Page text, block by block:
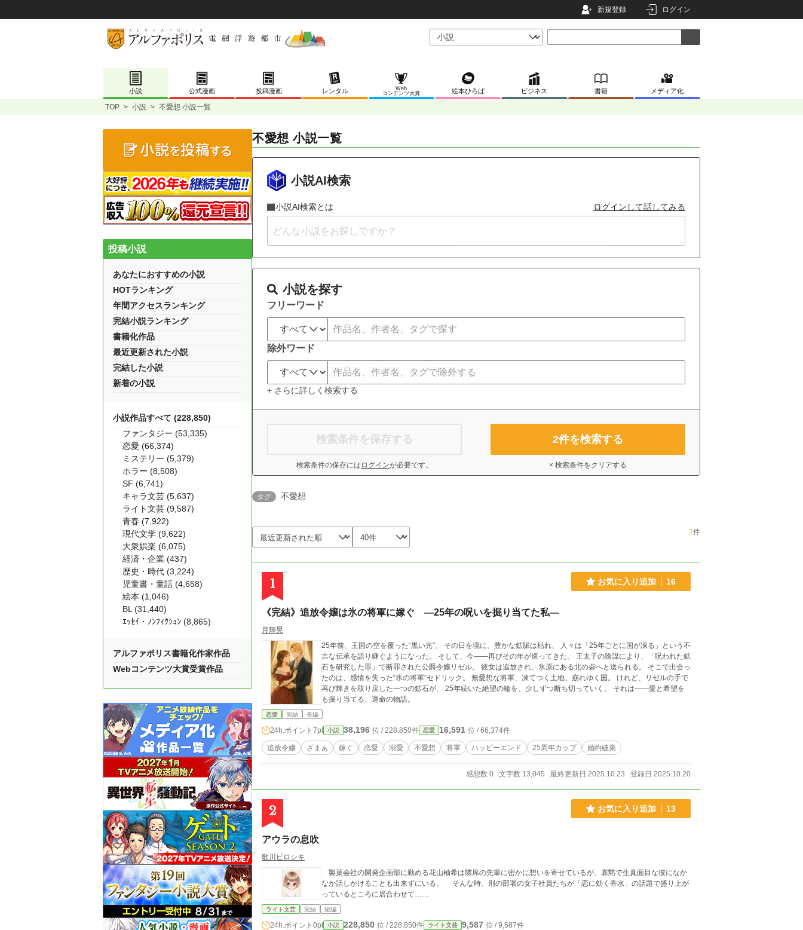
新規登録 ログイン
小説 公式漫画 投稿漫画 レンタル
Web
コンテンツ大賞
絵本ひろば ビジネス 書籍 メディア化
TOP > 小説 > 不愛想 小説一覧
不愛想 小説一覧
小説AI検索
小説AI検索とは ログインして話してみる
小説を探す
フリーワード
除外ワード
+ さらに詳しく検索する
検索条件を保存する
検索条件の保存には ログインが必要です。
2件を検索する
× 検索条件をクリアする
タグ 不愛想
2件
1 お気に入り追加 16
《完結》追放令嬢は氷の将軍に嫁ぐ ―25年の呪いを掘り当てた私―
月輝晃
25年前、王国の空を覆った“黒い光”。 その日を境に、豊かな鉱脈は枯れ、 人々は「25年ごとに国が凍る」という不
吉な伝承を語り継ぐようになった。 そして、今――再びその年が巡ってきた。 王太子の陰謀により、「呪われた鉱
石を研究した罪」で断罪された公爵令嬢リゼル。 彼女は追放され、氷原にある北の砦へと送られる。 そこで出会っ
たのは、感情を失った“氷の将軍”セドリック。 無愛想な将軍、凍てつく土地、崩れゆく国。 けれど、リゼルの手で
再び輝きを取り戻した一つの鉱石が、 25年続いた絶望の輪を、少しずつ断ち切っていく。 それは――愛と希望を
も掘り当てる、運命の物語。
恋愛 完結 長編
24h.ポイント 7pt 小説 38,196 位 / 228,850件 恋愛 16,591 位 / 66,374件
追放令嬢 ざまぁ 嫁ぐ 恋愛 溺愛 不愛想 将軍 ハッピーエンド 25周年カップ 婚約破棄
感想数 0 文字数 13,045 最終更新日 2025.10.23 登録日 2025.10.20
2 お気に入り追加 13
アウラの息吹
歌川ピロシキ
製菓会社の開発企画部に勤める花山柚希は隣席の先輩に密かに想いを寄せているが、寡黙で生真面目な彼になか
なか話しかけることも出来ずにいる。 そんな時、別の部署の女子社員たちが「恋に効く香水」の話題で盛り上が
っているところに居合わせて……
ライト文芸 完結 短編
24h.ポイント 0pt 小説 228,850 位 / 228,850件 ライト文芸 9,587 位 / 9,587件
投稿小説
あなたにおすすめの小説
HOTランキング
年間アクセスランキング
完結小説ランキング
書籍化作品
最近更新された小説
完結した小説
新着の小説
小説作品すべて (228,850)
ファンタジー (53,335)
恋愛 (66,374)
ミステリー (5,379)
ホラー (8,508)
SF (6,741)
キャラ文芸 (5,637)
ライト文芸 (9,587)
青春 (7,922)
現代文学 (9,622)
大衆娯楽 (6,075)
経済・企業 (437)
歴史・時代 (3,224)
児童書・童話 (4,658)
絵本 (1,046)
BL (31,440)
ｴｯｾｲ・ﾉﾝﾌｨｸｼｮﾝ (8,865)
アルファポリス書籍化作家作品
Webコンテンツ大賞受賞作品